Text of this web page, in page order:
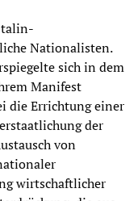
Nationalisten.
sich in dem
Manifest
die Errichtung einer
der
von
wirtschaftlicher